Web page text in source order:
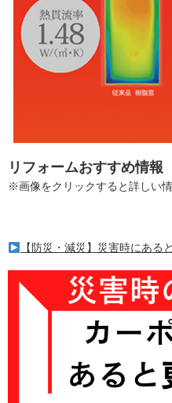
リフォームおすすめ情報
※画像をクリックすると詳しい
【防災・減災】災害時にあ